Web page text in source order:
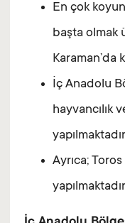
En çok
başta olmak
Karaman’da
İç Anadolu
hayvancılık
Ayrıca; Toros